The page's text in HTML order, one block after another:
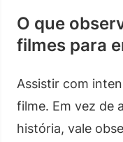
O que
filmes para
Assistir com
filme. Em vez de
história, vale